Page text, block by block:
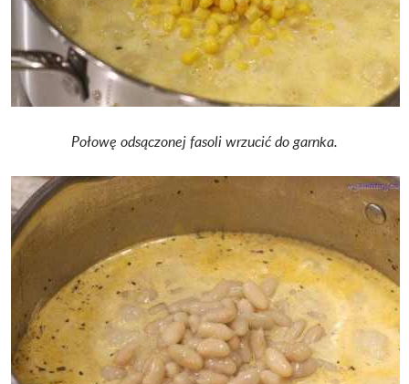
Połowę odsączonej fasoli wrzucić do garnka.